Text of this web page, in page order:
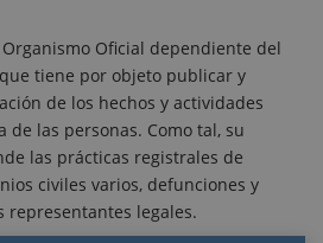
Oficial dependiente del
tiene por objeto publicar y
de los hechos y actividades
de las personas. Como tal, su
las prácticas registrales de
civiles varios, defunciones y
representantes legales.